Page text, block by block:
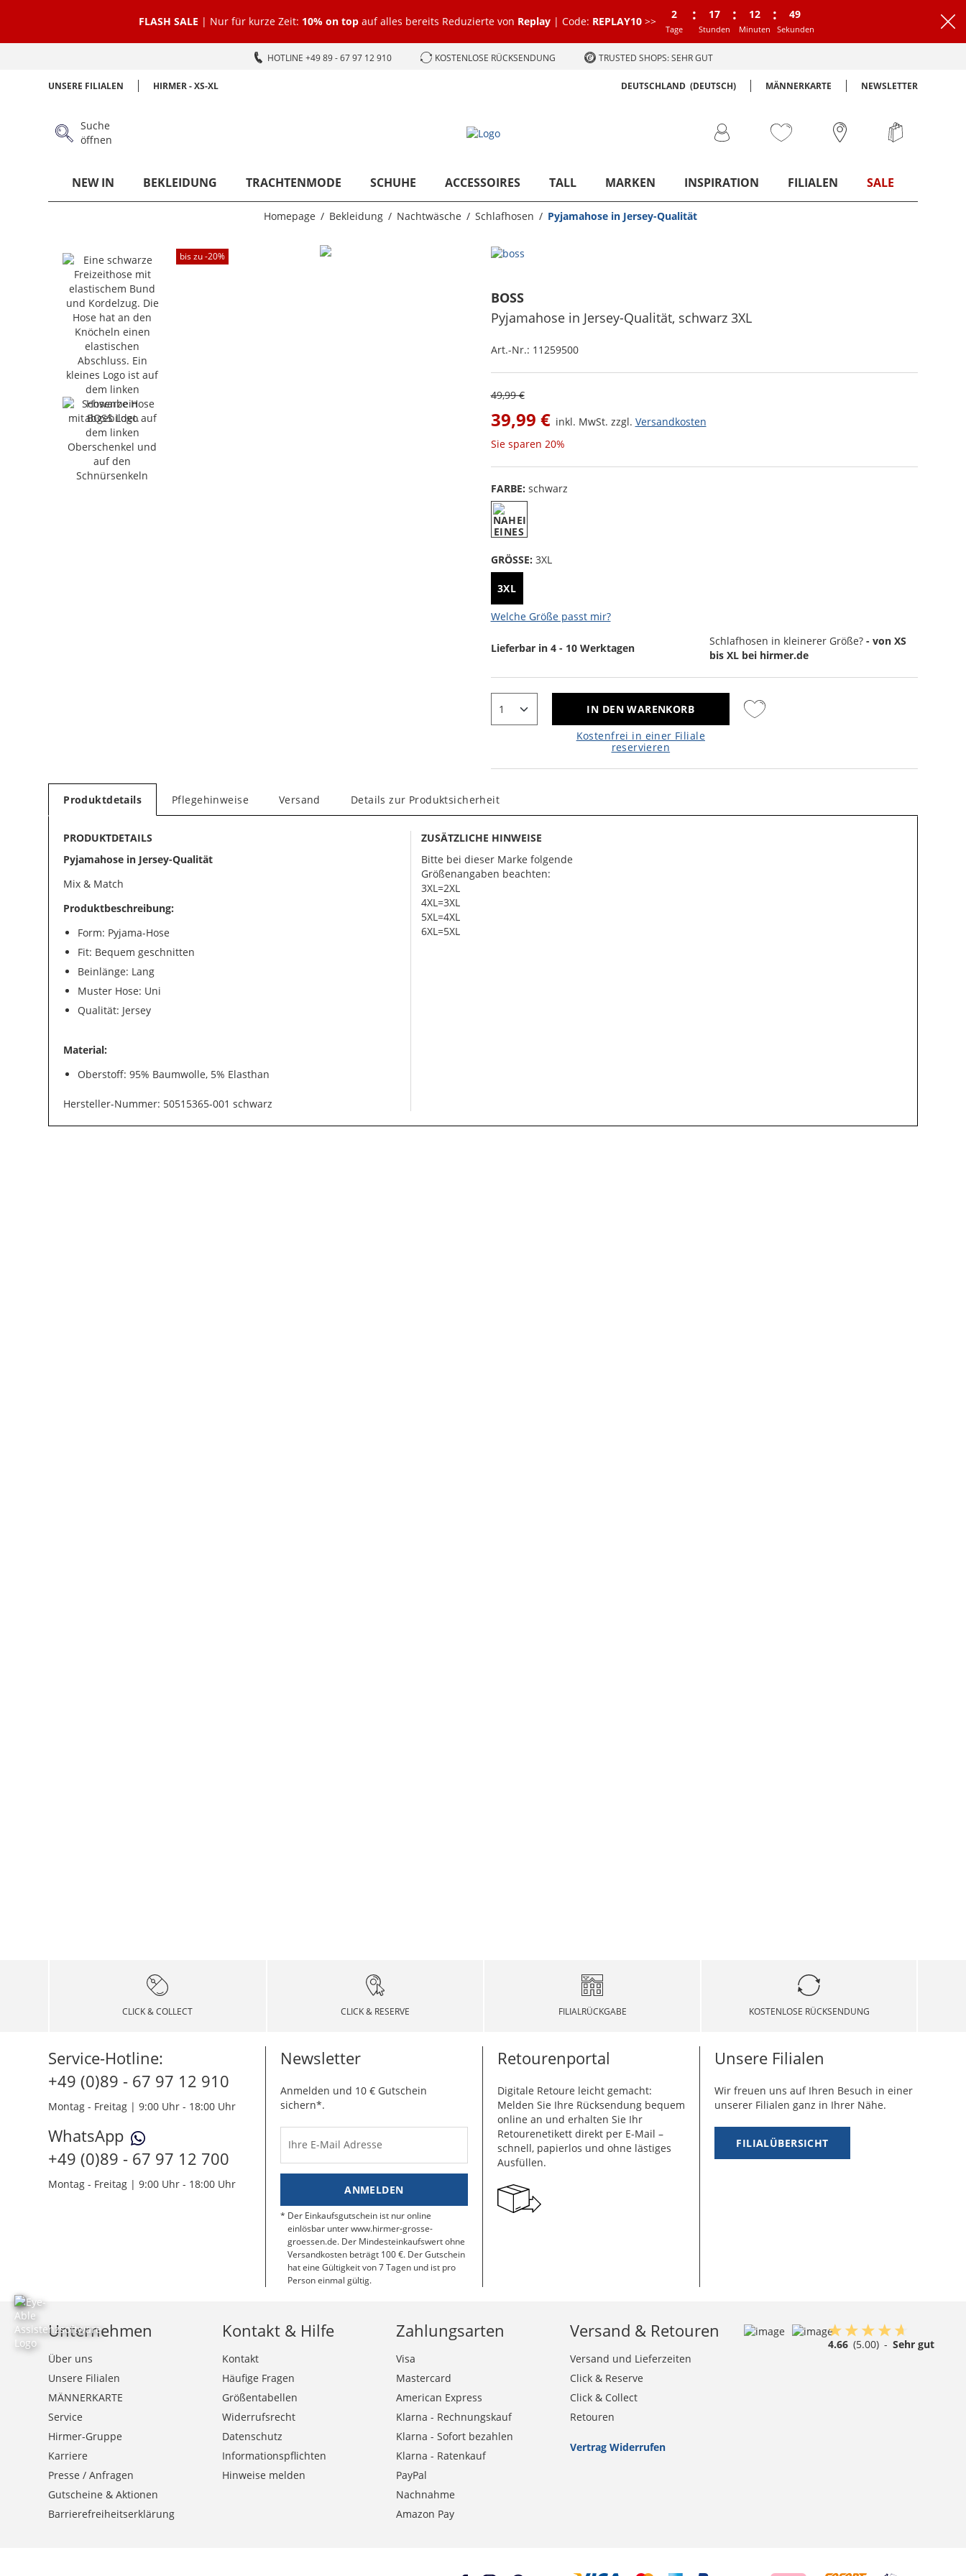
FLASH SALE | Nur für kurze Zeit: 10% on top auf alles bereits Reduzierte von Replay | Code: REPLAY10 >>
2
Tage
: 17
Stunden
: 12
Minuten
: 48
Sekunden
HOTLINE +49 89 - 67 97 12 910 KOSTENLOSE RÜCKSENDUNG TRUSTED SHOPS: SEHR GUT
UNSERE FILIALEN HIRMER - XS-XL DEUTSCHLAND (DEUTSCH) MÄNNERKARTE NEWSLETTER
Suche
öffnen
NEW IN BEKLEIDUNG TRACHTENMODE SCHUHE ACCESSOIRES TALL MARKEN INSPIRATION FILIALEN SALE
Homepage Bekleidung Nachtwäsche Schlafhosen Pyjamahose in Jersey-Qualität
bis zu -20%
BOSS
Pyjamahose in Jersey-Qualität, schwarz 3XL
Art.-Nr.: 11259500
49,99 €
39,99 € inkl. MwSt. zzgl. Versandkosten
Sie sparen 20%
FARBE: schwarz
GRÖSSE: 3XL
3XL
Welche Größe passt mir?
Lieferbar in 4 - 10 Werktagen
Schlafhosen in kleinerer Größe? - von XS
bis XL bei hirmer.de
IN DEN WARENKORB
Kostenfrei in einer Filiale
reservieren
Produktdetails Pflegehinweise Versand Details zur Produktsicherheit
PRODUKTDETAILS
Pyjamahose in Jersey-Qualität
Mix & Match
Produktbeschreibung:
Form: Pyjama-Hose
Fit: Bequem geschnitten
Beinlänge: Lang
Muster Hose: Uni
Qualität: Jersey
Material:
Oberstoff: 95% Baumwolle, 5% Elasthan
Hersteller-Nummer: 50515365-001 schwarz
ZUSÄTZLICHE HINWEISE
Bitte bei dieser Marke folgende
Größenangaben beachten:
3XL=2XL
4XL=3XL
5XL=4XL
6XL=5XL
CLICK & COLLECT CLICK & RESERVE FILIALRÜCKGABE KOSTENLOSE RÜCKSENDUNG
Service-Hotline:
+49 (0)89 - 67 97 12 910
Montag - Freitag | 9:00 Uhr - 18:00 Uhr
WhatsApp
+49 (0)89 - 67 97 12 700
Montag - Freitag | 9:00 Uhr - 18:00 Uhr
Newsletter
Anmelden und 10 € Gutschein
sichern*.
Ihre E-Mail Adresse
ANMELDEN
Der Einkaufsgutschein ist nur online
einlösbar unter www.hirmer-grosse-
groessen.de. Der Mindesteinkaufswert ohne
Versandkosten beträgt 100 €. Der Gutschein
hat eine Gültigkeit von 7 Tagen und ist pro
Person einmal gültig.
Retourenportal
Digitale Retoure leicht gemacht:
Melden Sie Ihre Rücksendung bequem
online an und erhalten Sie Ihr
Retourenetikett direkt per E-Mail –
schnell, papierlos und ohne lästiges
Ausfüllen.
Unsere Filialen
Wir freuen uns auf Ihren Besuch in einer
unserer Filialen ganz in Ihrer Nähe.
FILIALÜBERSICHT
Unternehmen
Über uns
Unsere Filialen
MÄNNERKARTE
Service
Hirmer-Gruppe
Karriere
Presse / Anfragen
Gutscheine & Aktionen
Barrierefreiheitserklärung
Kontakt & Hilfe
Kontakt
Häufige Fragen
Größentabellen
Widerrufsrecht
Datenschutz
Informationspflichten
Hinweise melden
Zahlungsarten
Visa
Mastercard
American Express
Klarna - Rechnungskauf
Klarna - Sofort bezahlen
Klarna - Ratenkauf
PayPal
Nachnahme
Amazon Pay
Versand & Retouren
Versand und Lieferzeiten
Click & Reserve
Click & Collect
Retouren
Vertrag Widerrufen
4.66 (5.00) - Sehr gut